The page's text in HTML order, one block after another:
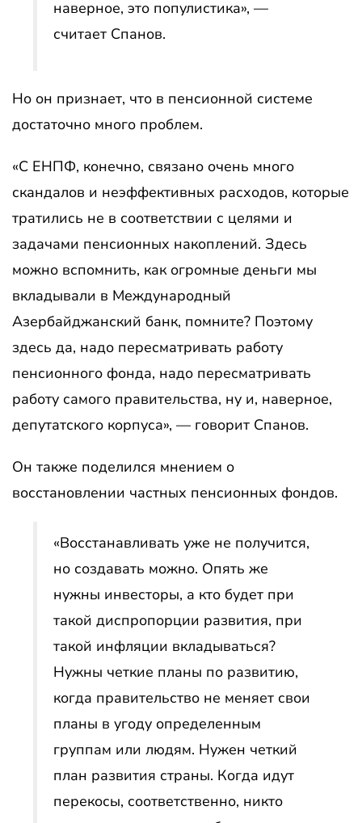
наверное, это популистика», —
считает Спанов.
Но он признает, что в пенсионной системе
достаточно много проблем.
«С ЕНПФ, конечно, связано очень много
скандалов и неэффективных расходов, которые
тратились не в соответствии с целями и
задачами пенсионных накоплений. Здесь
можно вспомнить, как огромные деньги мы
вкладывали в Международный
Азербайджанский банк, помните? Поэтому
здесь да, надо пересматривать работу
пенсионного фонда, надо пересматривать
работу самого правительства, ну и, наверное,
депутатского корпуса», — говорит Спанов.
Он также поделился мнением о
восстановлении частных пенсионных фондов.
«Восстанавливать уже не получится,
но создавать можно. Опять же
нужны инвесторы, а кто будет при
такой диспропорции развития, при
такой инфляции вкладываться?
Нужны четкие планы по развитию,
когда правительство не меняет свои
планы в угоду определенным
группам или людям. Нужен четкий
план развития страны. Когда идут
перекосы, соответственно, никто